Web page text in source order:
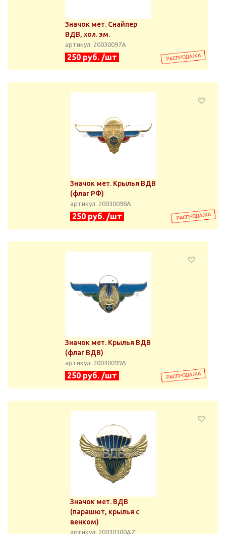
Значок мет. Снайпер
ВДВ, хол. эм.
артикул: 20030097А
250 руб. /шт
Значок мет. Крылья ВДВ
(флаг РФ)
артикул: 20030098А
250 руб. /шт
Значок мет. Крылья ВДВ
(флаг ВДВ)
артикул: 20030099А
250 руб. /шт
Значок мет. ВДВ
(парашют, крылья с
венком)
артикул: 20030100АZ